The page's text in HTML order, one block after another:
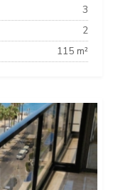
3
2
115 m²